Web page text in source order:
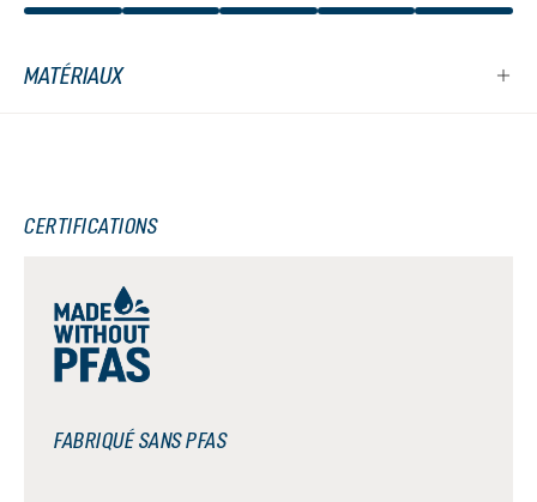
MATÉRIAUX
CERTIFICATIONS
FABRIQUÉ SANS PFAS